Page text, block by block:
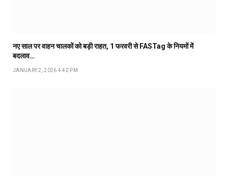
नए साल पर वाहन चालकों को बड़ी राहत, 1 फरवरी से FASTag के नियमों में
बदलाव…
JANUARY 2, 2026 4:42 PM